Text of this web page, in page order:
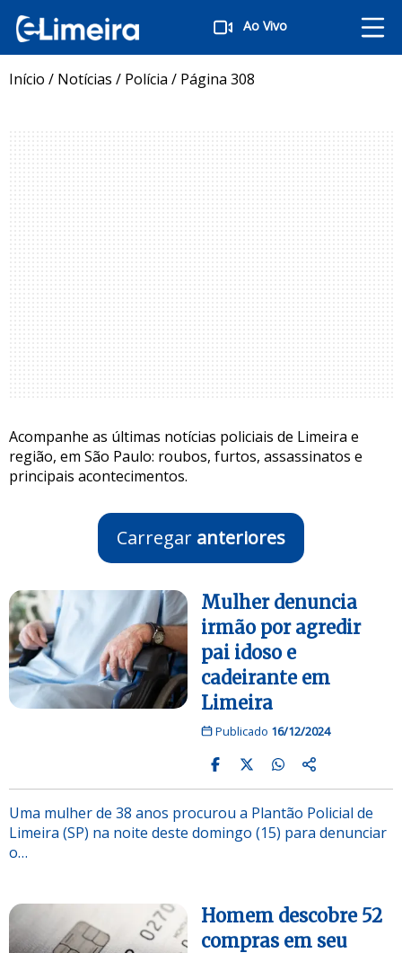
Ao Vivo
Início / Notícias / Polícia / Página 308
Acompanhe as últimas notícias policiais de Limeira e
região, em São Paulo: roubos, furtos, assassinatos e
principais acontecimentos.
Carregar anteriores
Mulher denuncia
irmão por agredir
pai idoso e
cadeirante em
Limeira
Publicado 16/12/2024
Uma mulher de 38 anos procurou a Plantão Policial de
Limeira (SP) na noite deste domingo (15) para denunciar
o…
Homem descobre 52
compras em seu